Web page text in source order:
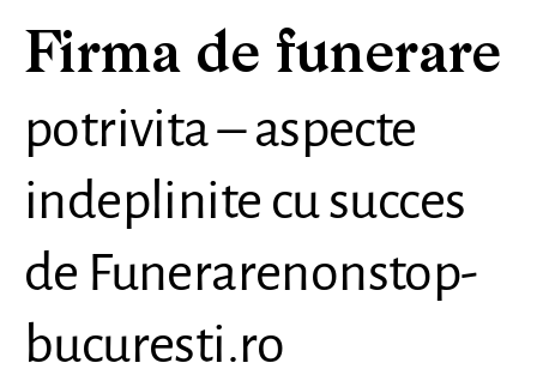
Firma de funerare
potrivita – aspecte
indeplinite cu succes
de Funerarenonstop-
bucuresti.ro